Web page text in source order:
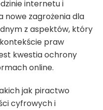
internetu i
nowe zagrożenia dla
z aspektów, który
praw
kwestia ochrony
online.
jak piractwo
cyfrowych i